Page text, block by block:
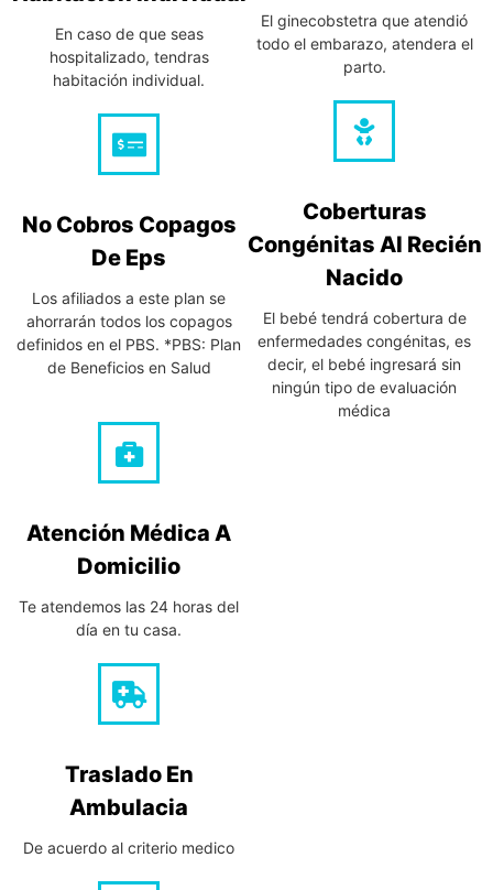
En caso de que seas
hospitalizado, tendras
habitación individual.
No Cobros Copagos
De Eps
Los afiliados a este plan se
ahorrarán todos los copagos
definidos en el PBS. *PBS: Plan
de Beneficios en Salud
El ginecobstetra que atendió
todo el embarazo, atendera el
parto.
Coberturas
Congénitas Al Recién
Nacido
El bebé tendrá cobertura de
enfermedades congénitas, es
decir, el bebé ingresará sin
ningún tipo de evaluación
médica
Atención Médica A
Domicilio
Te atendemos las 24 horas del
día en tu casa.
Traslado En
Ambulacia
De acuerdo al criterio medico